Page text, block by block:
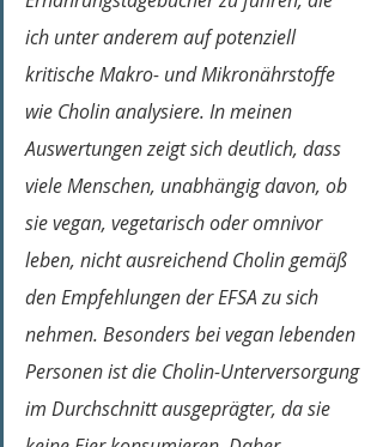
ich unter anderem auf potenziell
kritische Makro- und Mikronährstoffe
wie Cholin analysiere. In meinen
Auswertungen zeigt sich deutlich, dass
viele Menschen, unabhängig davon, ob
sie vegan, vegetarisch oder omnivor
leben, nicht ausreichend Cholin gemäß
den Empfehlungen der EFSA zu sich
nehmen. Besonders bei vegan lebenden
Personen ist die Cholin-Unterversorgung
im Durchschnitt ausgeprägter, da sie